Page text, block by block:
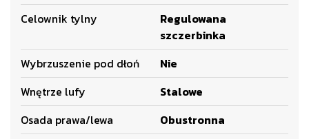
Celownik tylny
Regulowana
szczerbinka
Wybrzuszenie pod dłoń
Nie
Wnętrze lufy
Stalowe
Osada prawa/lewa
Obustronna